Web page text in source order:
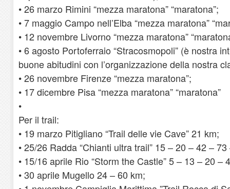
• 26 marzo Rimini “mezza maratona” “maratona”;
• 7 maggio Campo nell’Elba “mezza maratona”
• 12 novembre Livorno “mezza maratona”
• 6 agosto Portoferraio “Stracosmopoli” (è nostra
buone abitudini con l’organizzazione della nostra
• 26 novembre Firenze “mezza maratona”;
• 17 dicembre Pisa “mezza maratona” “maratona”
•
Per il trail:
• 19 marzo Pitigliano “Trail delle vie Cave” 21 km;
• 25/26 Radda “Chianti ultra trail” 15 – 20 – 42 –
• 15/16 aprile Rio “Storm the Castle” 5 – 13 – 20 –
• 30 aprile Mugello 24 – 60 km;